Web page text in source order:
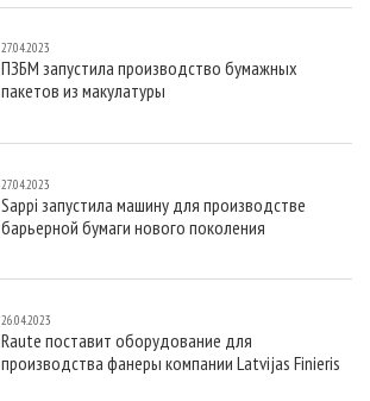
27.04.2023
ПЗБМ запустила производство бумажных
пакетов из макулатуры
27.04.2023
Sappi запустила машину для производстве
барьерной бумаги нового поколения
26.04.2023
Raute поставит оборудование для
производства фанеры компании Latvijas Finieris